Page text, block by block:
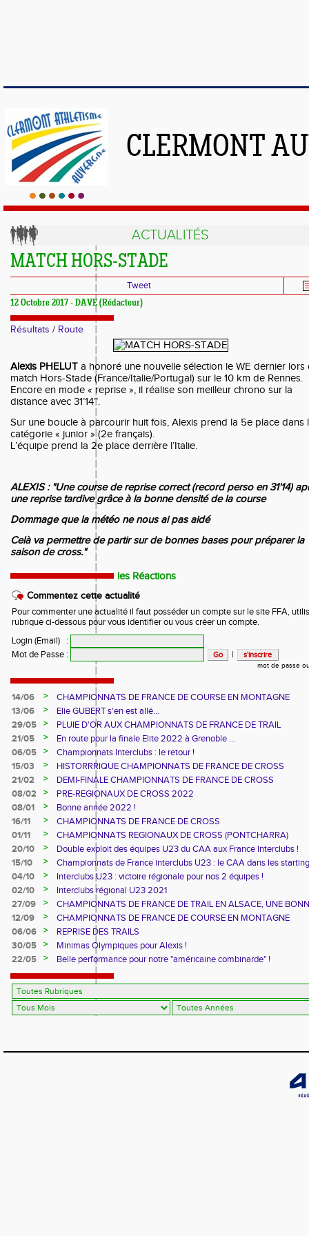
CLERMONT
ACTUALITÉS
MATCH HORS-STADE
Tweet
12 Octobre 2017 - DAVE (Rédacteur)
Résultats / Route
Alexis PHELUT a honoré une nouvelle sélection le WE dernier lors
match Hors-Stade (France/Italie/Portugal) sur le 10 km de Rennes.
Encore en mode « reprise », il réalise son meilleur chrono sur la
distance avec 31’14’’.
Sur une boucle à parcourir huit fois, Alexis prend la 5e place dans
catégorie « junior » (2e français).
L’équipe prend la 2e place derrière l’Italie.
ALEXIS : "Une course de reprise correct (record perso en 31'14)
une reprise tardive grâce à la bonne densité de la course
Dommage que la météo ne nous ai pas aidé
Celà va permettre de partir sur de bonnes bases pour préparer la
saison de cross."
les Réactions
Commentez cette actualité
Pour commenter une actualité il faut posséder un compte sur le site FFA,
rubrique ci-dessous pour vous identifier ou vous créer un compte.
Login (Email)
:
Mot de Passe : |
mot de passe
14/06 >
CHAMPIONNATS DE FRANCE DE COURSE EN MONTAGNE
13/06
>
Elie GUBERT s'en est allé...
29/05
>
PLUIE D'OR AUX CHAMPIONNATS DE FRANCE DE TRAIL
21/05
>
En route pour la finale Elite 2022 à Grenoble ...
06/05
>
Championnats Interclubs : le retour !
15/03
>
HISTORRRIQUE CHAMPIONNATS DE FRANCE DE CROSS
21/02
>
DEMI-FINALE CHAMPIONNATS DE FRANCE DE CROSS
08/02
>
PRE-REGIONAUX DE CROSS 2022
08/01
>
Bonne année 2022 !
16/11
>
CHAMPIONNATS DE FRANCE DE CROSS
01/11
>
CHAMPIONNATS REGIONAUX DE CROSS (PONTCHARRA)
20/10
>
Double exploit des équipes U23 du CAA aux France Interclubs !
15/10
>
Championnats de France interclubs U23 : le CAA dans les
blocks !
04/10 >
Interclubs U23 : victoire régionale pour nos 2 équipes !
02/10
>
Interclubs régional U23 2021
27/09
>
CHAMPIONNATS DE FRANCE DE TRAIL EN ALSACE, UNE
CUVEE
12/09 >
CHAMPIONNATS DE FRANCE DE COURSE EN MONTAGNE
06/06
>
REPRISE DES TRAILS
30/05
>
Minimas Olympiques pour Alexis !
22/05
> Belle performance pour notre "américaine combinarde" !